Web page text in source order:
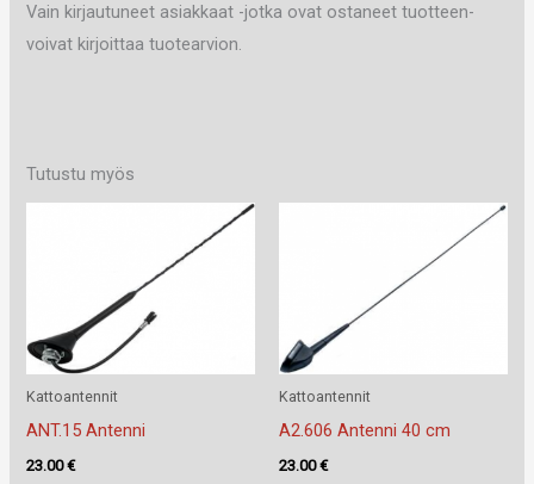
Vain kirjautuneet asiakkaat -jotka ovat ostaneet tuotteen-
voivat kirjoittaa tuotearvion.
Tutustu myös
Kattoantennit
ANT.15 Antenni
23.00€
Kattoantennit
A2.606 Antenni 40 cm
23.00€